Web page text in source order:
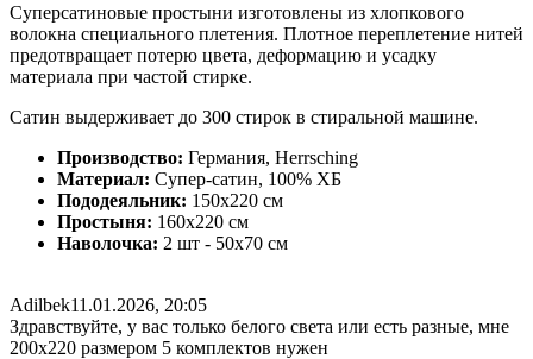
Суперсатиновые простыни изготовлены из хлопкового
волокна специального плетения. Плотное переплетение нитей
предотвращает потерю цвета, деформацию и усадку
материала при частой стирке.
Сатин выдерживает до 300 стирок в стиральной машине.
Производство: Германия, Herrsching
Материал: Супер-сатин, 100% ХБ
Пододеяльник: 150х220 см
Простыня: 160х220 см
Наволочка: 2 шт - 50x70 см
Adilbek11.01.2026, 20:05
Здравствуйте, у вас только белого света или есть разные, мне
200х220 размером 5 комплектов нужен